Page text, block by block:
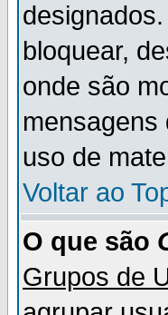
bloquear,
onde são
mensagens
uso de
Voltar ao
O que são
Grupos de